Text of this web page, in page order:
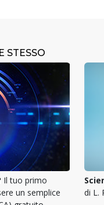
STESSO
Il tuo primo
un semplice
di L.